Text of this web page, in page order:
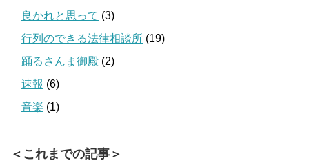
良かれと思って (3)
行列のできる法律相談所 (19)
踊るさんま御殿 (2)
速報 (6)
音楽 (1)
＜これまでの記事＞